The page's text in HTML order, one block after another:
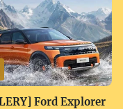
Ford Explorer